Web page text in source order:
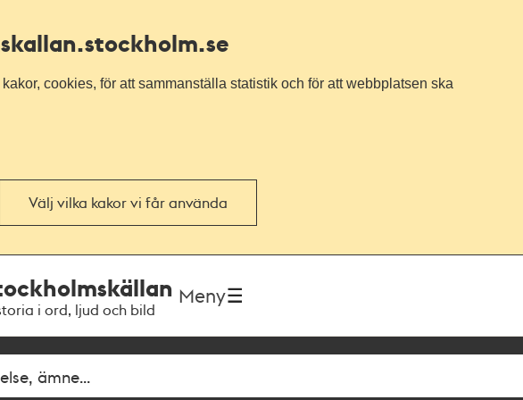
.stockholm.se
cookies, för att sammanställa statistik och för att webbplatsen ska
Välj vilka kakor vi får använda
i ord, ljud och bild
Meny